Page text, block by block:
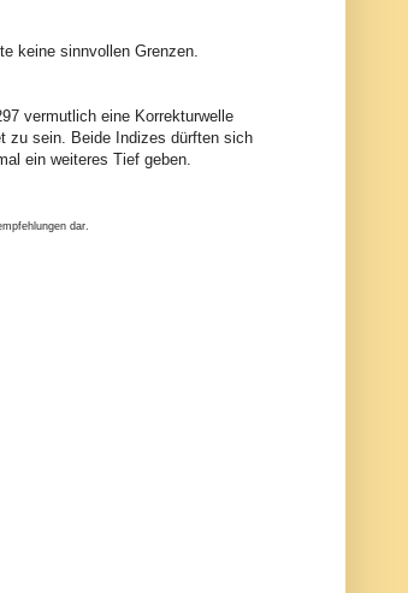
keine sinnvollen Grenzen.
vermutlich eine Korrekturwelle
zu sein. Beide Indizes dürften sich
ein weiteres Tief geben.
dar.